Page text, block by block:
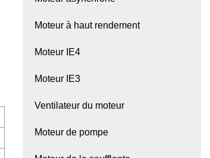
Moteur à haut rendement
Moteur IE4
Moteur IE3
Ventilateur du moteur
Moteur de pompe